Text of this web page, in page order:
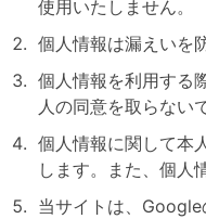
使用いたしません。
個人情報は漏えいを
個人情報を利用する
人の同意を取らない
個人情報に関して本
します。また、個人
当サイトは、